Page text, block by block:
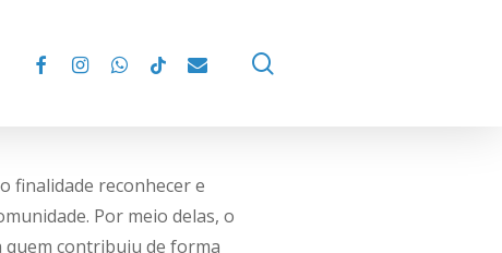
facebook
instagram
whatsapp
tiktokemail
finalidade reconhecer e
Por meio delas, o
quem contribuiu de forma